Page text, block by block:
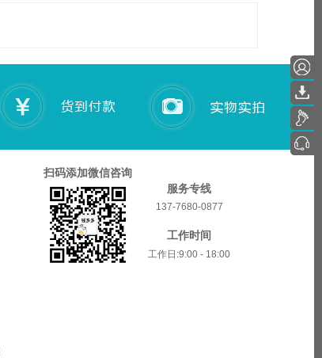
扫码添加微信咨询
服务专线
137-7680-0877
工作时间
工作日:9:00 - 18:00